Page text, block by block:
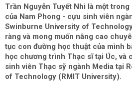
Trần Nguyễn Tuyết Nhi là một
của Nam Phong - cựu sinh viên
Swinburne University of
ràng và mong muốn nâng cao
tục con đường học thuật của mình
học chương trình Thạc sĩ tại Úc, và
sinh viên Thạc sỹ ngành Media tại
of Technology (RMIT University).